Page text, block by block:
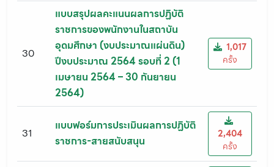
30
แบบสรุปผลคะแนนผลการปฏิบัติ
ราชการของพนักงานในสถาบัน
อุดมศึกษา (งบประมาณแผ่นดิน)
ปีงบประมาณ 2564 รอบที่ 2 (1
เมษายน 2564 – 30 กันยายน
2564)
1,017
ครั้ง
31
แบบฟอร์มการประเมินผลการปฏิบัติ
ราชการ-สายสนับสนุน
2,404
ครั้ง